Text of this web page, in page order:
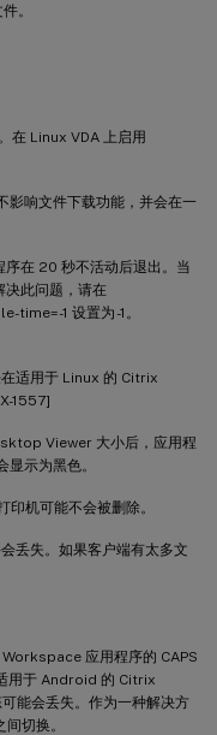
。
在 Linux VDA 上启用
影响文件下载功能，并会在一
在 20 秒不活动后退出。当
决此问题，请在
1 设置为 -1。
适用于 Linux 的 Citrix
1557]
Viewer 大小后，应用程
示为黑色。
机可能不会被删除。
丢失。如果客户端有太多文
应用程序的 CAPS
用于 Android 的 Citrix
能会丢失。作为一种解决方
切换。